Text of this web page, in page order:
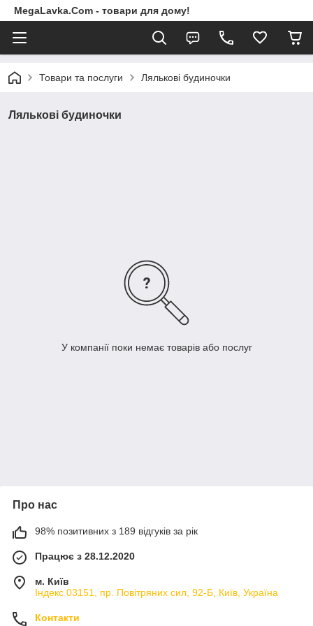
MegaLavka.Com - товари для дому!
Товари та послуги Лялькові будиночки
Лялькові будиночки
У компанії поки немає товарів або послуг
Про нас
98% позитивних з 189 відгуків за рік
Працює з 28.12.2020
м. Київ
Індекс 03151, пр. Повітряних сил, 92-Б, Київ, Україна
Контакти